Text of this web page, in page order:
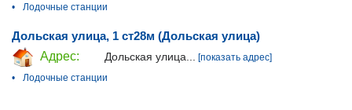
•
Лодочные станции
Дольская улица, 1 ст28м (Дольская улица)
Адрес:
Дольская улица...
[показать адрес]
•
Лодочные станции